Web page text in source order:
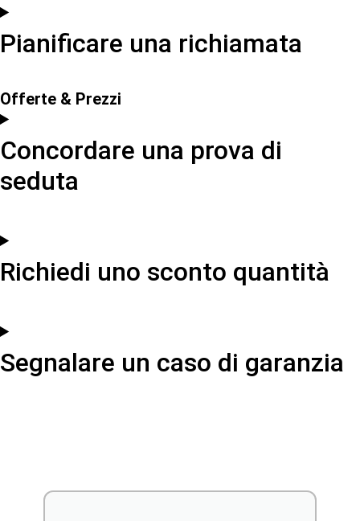
Pianificare una richiamata
Offerte & Prezzi
Concordare una prova di
seduta
Richiedi uno sconto quantità
Segnalare un caso di garanzia